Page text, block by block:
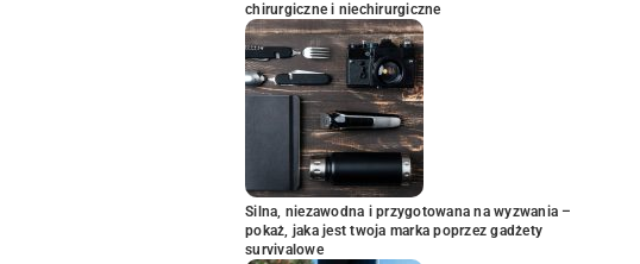
chirurgiczne i niechirurgiczne
Silna, niezawodna i przygotowana na wyzwania –
pokaż, jaka jest twoja marka poprzez gadżety
survivalowe